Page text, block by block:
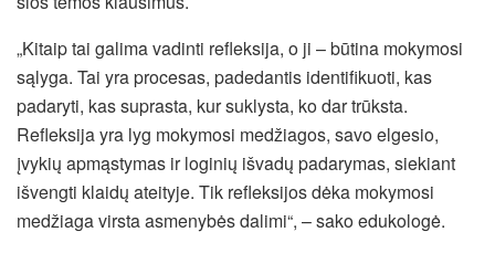
„Kitaip tai galima vadinti refleksija, o ji – būtina mokymosi
sąlyga. Tai yra procesas, padedantis identifikuoti, kas
padaryti, kas suprasta, kur suklysta, ko dar trūksta.
Refleksija yra lyg mokymosi medžiagos, savo elgesio,
įvykių apmąstymas ir loginių išvadų padarymas, siekiant
išvengti klaidų ateityje. Tik refleksijos dėka mokymosi
medžiaga virsta asmenybės dalimi“, – sako edukologė.